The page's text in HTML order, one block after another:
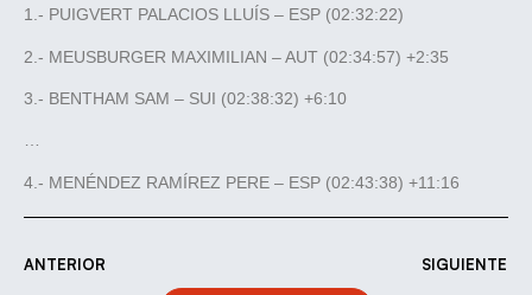
1.- PUIGVERT PALACIOS LLUÍS – ESP (02:32:22)
2.- MEUSBURGER MAXIMILIAN – AUT (02:34:57) +2:35
3.- BENTHAM SAM – SUI (02:38:32) +6:10
…
4.- MENÉNDEZ RAMÍREZ PERE – ESP (02:43:38) +11:16
ANTERIOR SIGUIENTE